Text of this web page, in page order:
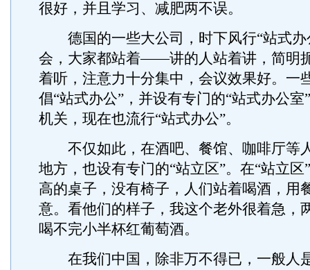
很好，并且学习、减肥两不误。
德国的一些大公司，时下风行“站式办
会，大家都站着——讲的人站着讲，简明
着听，注意力十分集中，会议效果好。一
倡“站式办公”，并设有专门的“站式办公室
机关，现在也流行“站式办公”。
不仅如此，在酒吧、餐馆、咖啡厅等
地方，也设有专门的“站立区”。在“站立区
高的桌子，没有椅子，人们站着喝酒，用
意。看他们的样子，我这个老外很着急，
喝不完小半杯红葡萄酒。
在我们中国，除非万不得已，一般人